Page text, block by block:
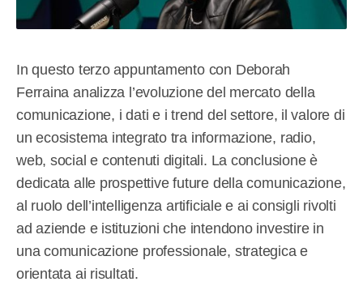
In questo terzo appuntamento con Deborah
Ferraina analizza l’evoluzione del mercato della
comunicazione, i dati e i trend del settore, il valore di
un ecosistema integrato tra informazione, radio,
web, social e contenuti digitali. La conclusione è
dedicata alle prospettive future della comunicazione,
al ruolo dell’intelligenza artificiale e ai consigli rivolti
ad aziende e istituzioni che intendono investire in
una comunicazione professionale, strategica e
orientata ai risultati.